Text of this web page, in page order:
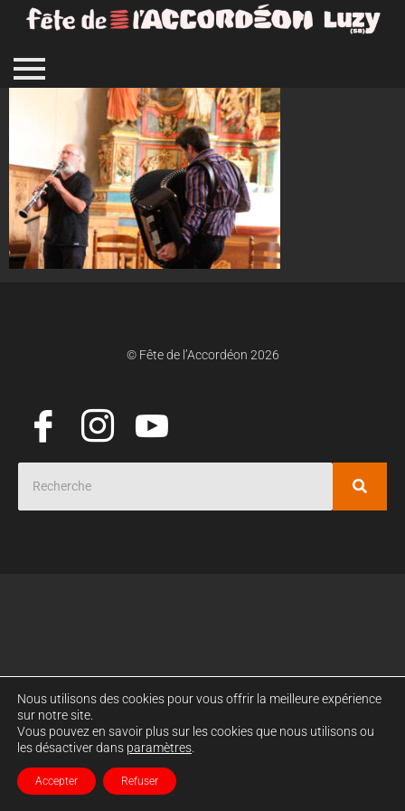
© Fête de l’Accordéon 2026
Nous utilisons des cookies pour vous offrir la meilleure expérience
sur notre site.
Vous pouvez en savoir plus sur les cookies que nous utilisons ou
les désactiver dans paramètres
Accepter Refuser